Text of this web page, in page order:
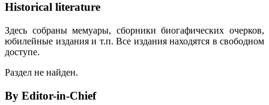
Historical literature
Здесь собраны мемуары, сборники биогафических очерков,
юбилейные издания и т.п. Все издания находятся в свободном
доступе.
Раздел не найден.
By Editor-in-Chief